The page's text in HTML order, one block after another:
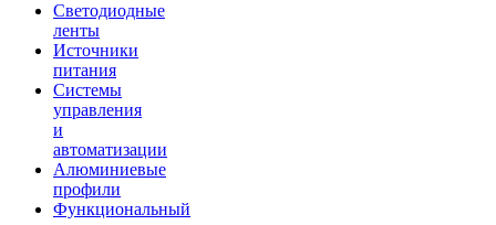
Светодиодные
ленты
Источники
питания
Системы
управления
и
автоматизации
Алюминиевые
профили
Функциональный